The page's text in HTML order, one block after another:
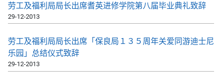
劳工及福利局局长出席耆英进修学院第八届毕业典礼致辞
29-12-2013
劳工及福利局局长出席「保良局１３５周年关爱同游迪士尼
乐园」总结仪式致辞
29-12-2013